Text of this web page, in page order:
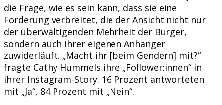
die Frage, wie es sein kann, dass sie eine
Forderung verbreitet, die der Ansicht nicht nur
der überwältigenden Mehrheit der Bürger,
sondern auch ihrer eigenen Anhänger
zuwiderläuft. „Macht ihr [beim Gendern] mit?“
fragte Cathy Hummels ihre „Follower:innen“ in
ihrer Instagram-Story. 16 Prozent antworteten
mit „Ja“, 84 Prozent mit „Nein“.